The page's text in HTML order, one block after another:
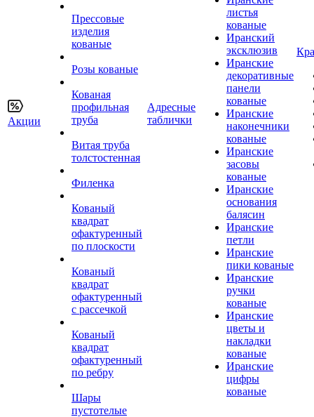
Акции
Прессовые
изделия
кованые
Розы кованые
Кованая
профильная
труба
Витая труба
толстостенная
Филенка
Кованый
квадрат
офактуренный
по плоскости
Кованый
квадрат
офактуренный
с рассечкой
Кованый
квадрат
офактуренный
по ребру
Шары
пустотелые
Адресные
таблички
листья
кованые
Иранский
эксклюзив
Иранские
декоративные
панели
кованые
Иранские
наконечники
кованые
Иранские
засовы
кованые
Иранские
основания
балясин
Иранские
петли
Иранские
пики кованые
Иранские
ручки
кованые
Иранские
цветы и
накладки
кованые
Иранские
цифры
кованые